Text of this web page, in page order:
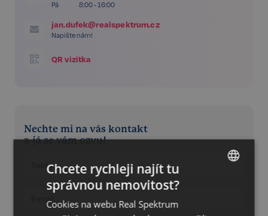
Pá
8:00 - 16:00
jan.dufek@realspektrum.cz
Napište nám!
QR vizitka
Nechte mi na vás kontakt
a já se vám ozvu!
Chcete rychleji najít tu
správnou nemovitost?
Cookies na webu Real Spektrum